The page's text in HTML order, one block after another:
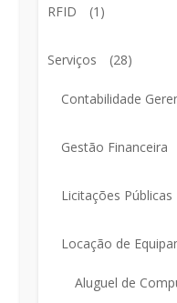
RFID (1)
Serviços (28)
Contabilidade
Gestão Financeira
Licitações Públicas
Locação de
Aluguel de